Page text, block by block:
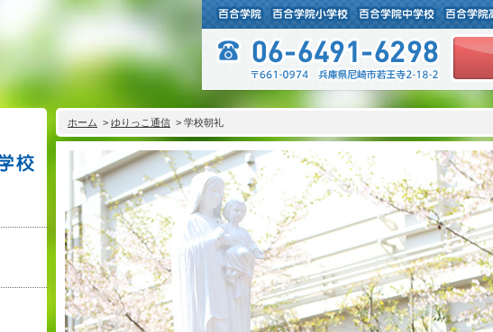
ホーム > ゆりっこ通信 > 学校朝礼